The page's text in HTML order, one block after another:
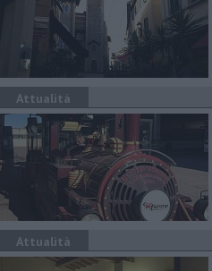
Attualità
Attualità